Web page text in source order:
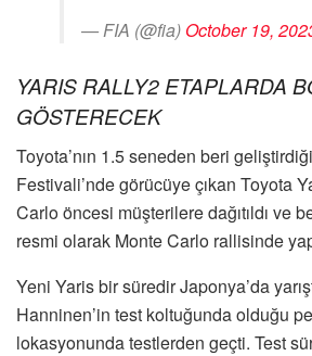
— FIA (@fia) October 19,
YARIS RALLY2 ETAPLARDA
GÖSTERECEK
Toyota’nın 1.5 seneden beri
Festivali’nde görücüye çıkan Toyota
Carlo öncesi müşterilere dağıtıldı ve
resmi olarak Monte Carlo rallisinde
Yeni Yaris bir süredir Japonya’da
Hanninen’in test koltuğunda olduğu
lokasyonunda testlerden geçti. Test